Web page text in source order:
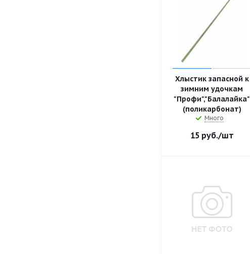
Хлыстик запасной к
зимним удочкам
"Профи","Балалайка"
(поликарбонат)
Много
15руб./шт